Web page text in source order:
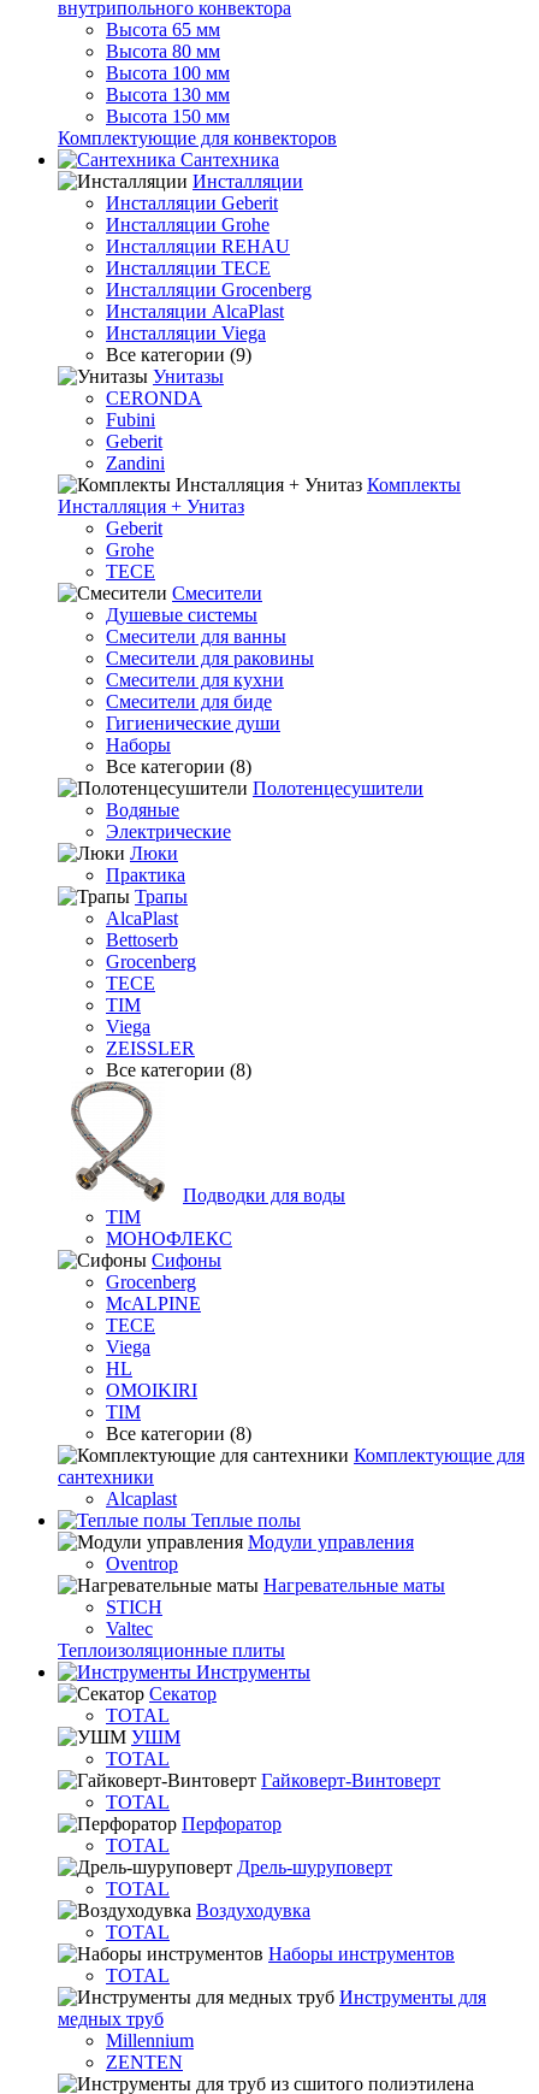
внутрипольного конвектора
Высота 65 мм
Высота 80 мм
Высота 100 мм
Высота 130 мм
Высота 150 мм
Комплектующие для конвекторов
Сантехника
Инсталляции
Инсталляции Geberit
Инсталляции Grohe
Инсталляции REHAU
Инсталляции TECE
Инсталляции Grocenberg
Инсталяции AlcaPlast
Инсталляции Viega
Все категории (9)
Унитазы
CERONDA
Fubini
Geberit
Zandini
Комплекты
Инсталляция + Унитаз
Geberit
Grohe
TECE
Смесители
Душевые системы
Смесители для ванны
Смесители для раковины
Смесители для кухни
Смесители для биде
Гигиенические души
Наборы
Все категории (8)
Полотенцесушители
Водяные
Электрические
Люки
Практика
Трапы
AlcaPlast
Bettoserb
Grocenberg
TECE
TIM
Viega
ZEISSLER
Все категории (8)
Подводки для воды
TIM
МОНОФЛЕКС
Сифоны
Grocenberg
McALPINE
TECE
Viega
HL
OMOIKIRI
TIM
Все категории (8)
Комплектующие для
сантехники
Alcaplast
Теплые полы
Модули управления
Oventrop
Нагревательные маты
STICH
Valtec
Теплоизоляционные плиты
Инструменты
Секатор
TOTAL
УШМ
TOTAL
Гайковерт-Винтоверт
TOTAL
Перфоратор
TOTAL
Дрель-шуруповерт
TOTAL
Воздуходувка
TOTAL
Наборы инструментов
TOTAL
Инструменты для
медных труб
Millennium
ZENTEN